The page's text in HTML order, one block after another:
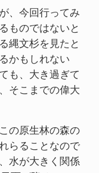
、今回行ってみ
ものではないと
縄文杉を見たと
かもしれない
も、大き過ぎて
そこまでの偉大
の原生林の森の
らることなので
水が大きく関係